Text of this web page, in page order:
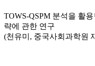
TOWS-QSPM 분석을 활
략에 관한 연구
(천유미, 중국사회과학원